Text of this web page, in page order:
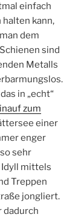
einfach
kann,
dem
sind
Metalls
in „echt“
zum
einer
enger
sehr
Idyll mittels
Treppen
jongliert.
dadurch